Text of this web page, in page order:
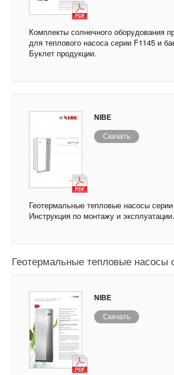
Комплекты солнечного оборудования
для теплового насоса серии F1145 и
Буклет продукции.
NIBE
Скачать
Геотермальные тепловые насосы
Инструкция по монтажу и эксплуатации.
Геотермальные тепловые насосы
NIBE
Скачать